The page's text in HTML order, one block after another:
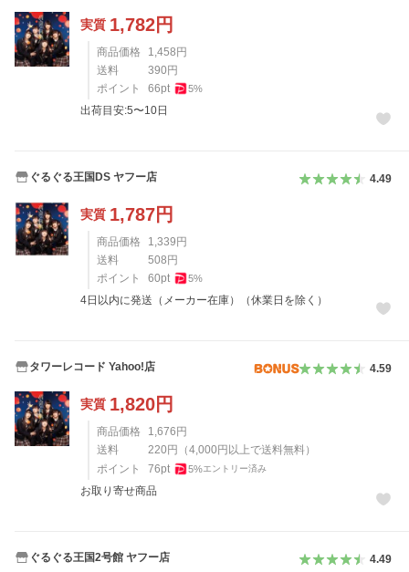
実質 1,782円
商品価格 1,458 円
送料
390 円
ポイント
66pt 5%
出荷目安:5〜10日
ぐるぐる王国DS ヤフー店 4.49
実質 1,787円
商品価格 1,339 円
送料
508 円
ポイント
60pt 5%
4日以内に発送（メーカー在庫）（休業日を除く）
タワーレコード Yahoo!店 4.59
実質 1,820円
商品価格 1,676 円
送料
220 円 （4,000 円以上で送料無料）
ポイント
76pt 5%エントリー済み
お取り寄せ商品
ぐるぐる王国2号館 ヤフー店 4.49